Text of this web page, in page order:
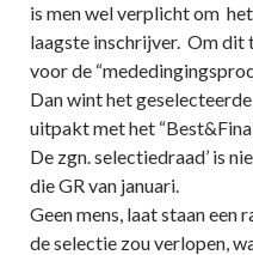
is men wel verplicht om
laagste inschrijver. Om dit
voor de
Dan wint het
uitpakt met het
De zgn. selectiedraad’ is
die GR van januari.
Geen mens, laat staan een
de selectie zou verlopen,